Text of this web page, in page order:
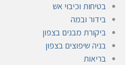
בטיחות וכיבוי אש
בידור ובמה
ביקורת מבנים בצפון
בניה שיפוצים בצפון
בריאות